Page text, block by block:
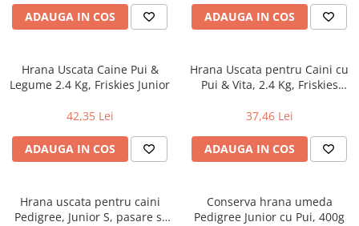
ADAUGA IN COS ADAUGA IN COS
Hrana Uscata Caine Pui &
Legume 2.4 Kg, Friskies Junior
42,35 Lei
ADAUGA IN COS
Hrana Uscata pentru Caini cu
Pui & Vita, 2.4 Kg, Friskies
37,46 Lei
ADAUGA IN COS
Hrana uscata pentru caini
Pedigree, Junior S, pasare si
Conserva hrana umeda
Pedigree Junior cu Pui, 400g